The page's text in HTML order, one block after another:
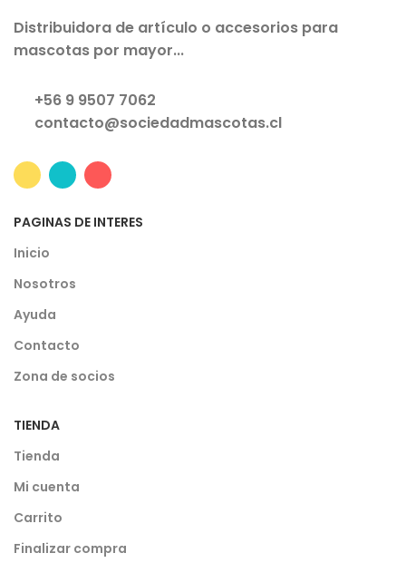
Distribuidora de artículo o accesorios para
mascotas por mayor...
+56 9 9507 7062
contacto@sociedadmascotas.cl
PAGINAS DE INTERES
Inicio
Nosotros
Ayuda
Contacto
Zona de socios
TIENDA
Tienda
Mi cuenta
Carrito
Finalizar compra